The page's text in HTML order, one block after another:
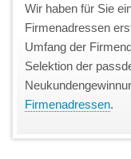
Wir haben für Sie
Firmenadressen
Umfang der
Selektion der
Firmenadressen.